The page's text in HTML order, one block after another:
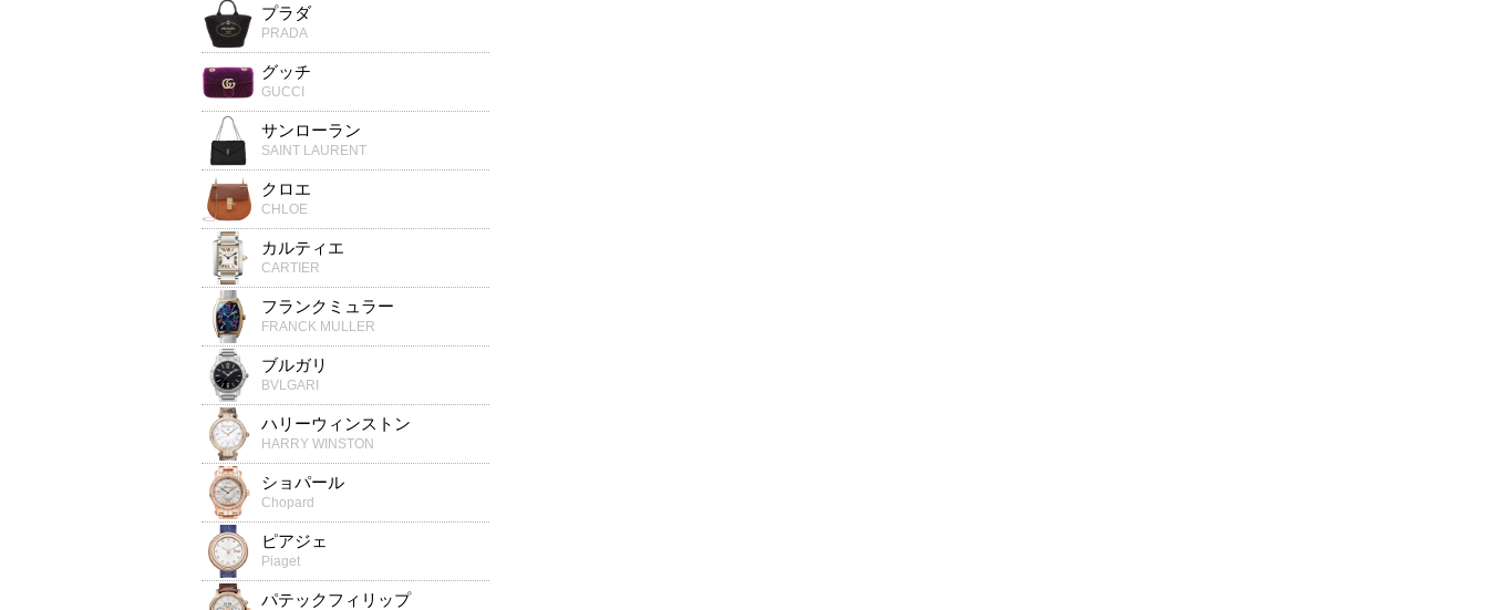
プラダ
PRADA
グッチ
GUCCI
サンローラン
SAINT LAURENT
クロエ
CHLOE
カルティエ
CARTIER
フランクミュラー
FRANCK MULLER
ブルガリ
BVLGARI
ハリーウィンストン
HARRY WINSTON
ショパール
Chopard
ピアジェ
Piaget
パテックフィリップ